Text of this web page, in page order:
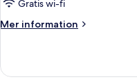
Gratis wi-fi
Mer information
Mer